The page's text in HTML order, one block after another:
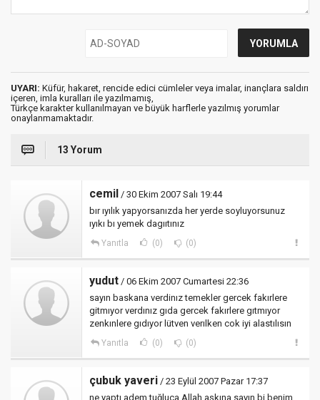
UYARI: Küfür, hakaret, rencide edici cümleler veya imalar, inançlara saldırı
içeren, imla kuralları ile yazılmamış,
Türkçe karakter kullanılmayan ve büyük harflerle yazılmış yorumlar
onaylanmamaktadır.
13 Yorum
cemil / 30 Ekim 2007 Salı 19:44
bır ıyılık yapyorsanızda her yerde soyluyorsunuz
ıyıkı bı yemek dagııtınız
Yanıtla (0) (0)
yudut / 06 Ekim 2007 Cumartesi 22:36
sayın baskana verdinız temekler gercek fakırlere
gitmıyor verdınız gıda gercek fakırlere gıtmıyor
zenkınlere gıdıyor lütven verılken cok iyi alastılısın
Yanıtla (0) (0)
çubuk yaveri / 23 Eylül 2007 Pazar 17:37
ne yaptı adem tuğluca Allah aşkına sayın bi benim